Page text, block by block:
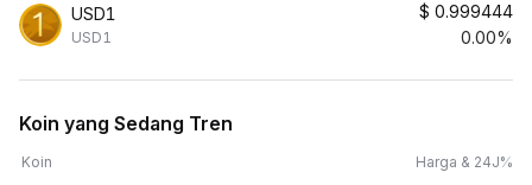
USD1
USD1
$ 0.999444
0.00%
Koin yang Sedang Tren
Koin Harga & 24J%